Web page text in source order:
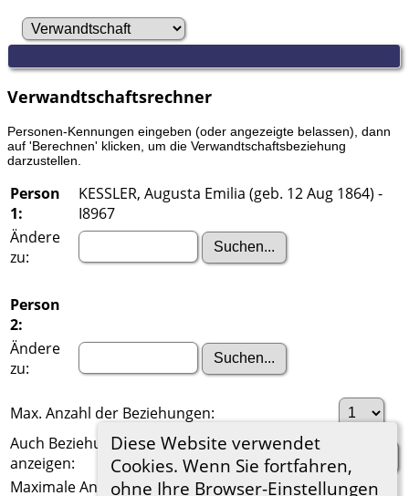
Diese Website verwendet
Cookies. Wenn Sie fortfahren,
ohne Ihre Browser-Einstellungen
Verwandtschaftsrechner
Personen-Kennungen eingeben (oder angezeigte belassen), dann
auf 'Berechnen' klicken, um die Verwandtschaftsbeziehung
darzustellen.
Person
1:
KESSLER, Augusta Emilia (geb. 12 Aug 1864) -
I8967
Ändere
zu:
Person
2:
Ändere
zu:
Max. Anzahl der Beziehungen:
Auch Beziehungen über einen Ehepartner
anzeigen:
Maximale Anzahl der